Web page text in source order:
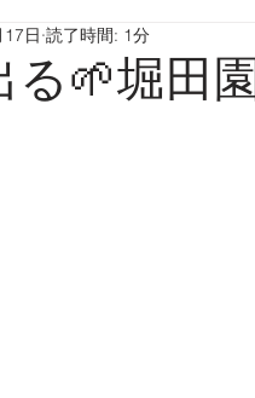
の人 #ほりたのキッ
る🌱堀田
日 読了時間: 1分